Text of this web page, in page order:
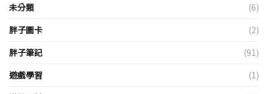
未分類
(6)
胖子圖卡
(2)
胖子筆記
(91)
遊戲學習
(1)